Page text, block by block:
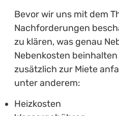
Bevor wir uns mit dem
Nachforderungen
zu klären, was genau
Nebenkosten beinhalten
zusätzlich zur Miete
unter anderem:
Heizkosten